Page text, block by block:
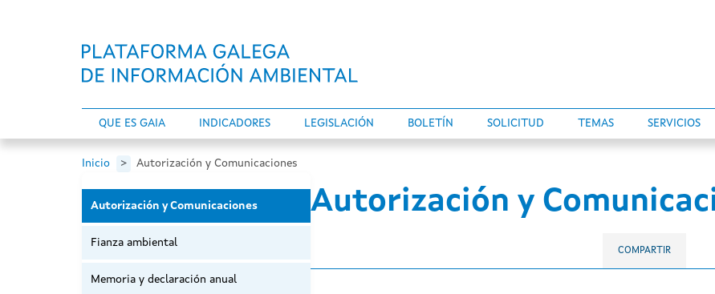
QUE ES GAIA INDICADORES LEGISLACIÓN BOLETÍN SOLICITUD TEMAS SERVICIOS
Inicio Autorización y Comunicaciones
Autorización y Comunicaciones
Fianza ambiental
Memoria y declaración anual
Autorización y
COMPARTIR